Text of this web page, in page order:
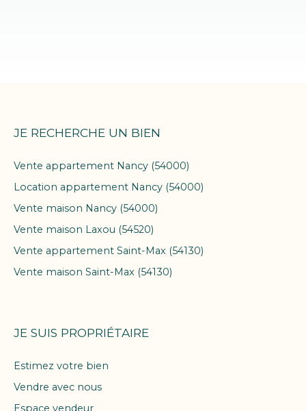
JE RECHERCHE UN BIEN
Vente appartement Nancy (54000)
Location appartement Nancy (54000)
Vente maison Nancy (54000)
Vente maison Laxou (54520)
Vente appartement Saint-Max (54130)
Vente maison Saint-Max (54130)
JE SUIS PROPRIÉTAIRE
Estimez votre bien
Vendre avec nous
Espace vendeur